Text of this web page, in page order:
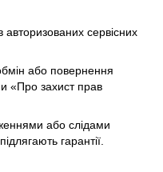
сервісних
або повернення
«Про захист прав
або слідами
гарантії.